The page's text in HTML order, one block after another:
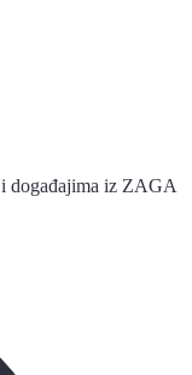
događajima iz ZAGA